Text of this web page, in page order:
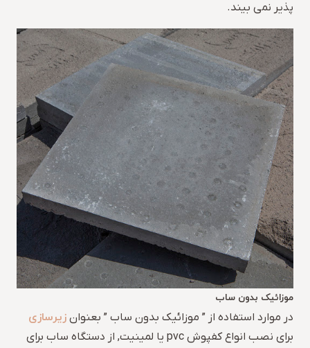
پذیر نمی بیند.
موزائیک بدون ساب
در موارد استفاده از ” موزائیک بدون ساب ” بعنوان زیرسازی
برای نصب انواع کفپوش pvc یا لمینیت, از دستگاه ساب برای